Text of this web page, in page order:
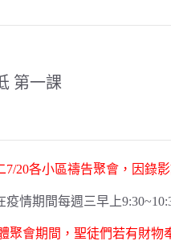
第一課
7/20各小區禱告聚會，因錄
疫情期間每週三早上
聚會期間，聖徒們若有財物